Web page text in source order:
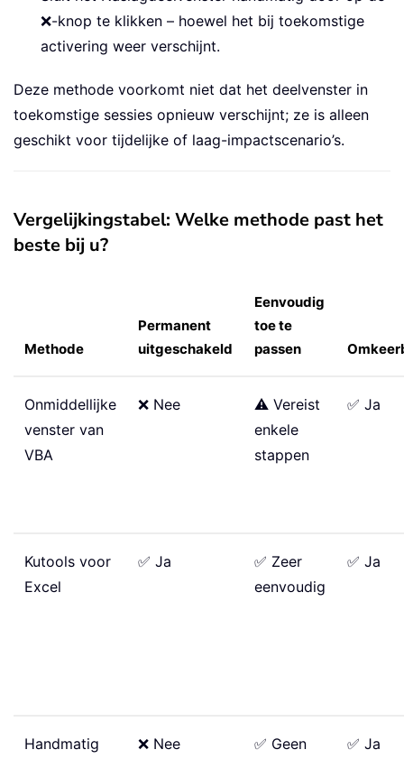
❌-knop te klikken – hoewel het bij toekomstige
activering weer verschijnt.
Deze methode voorkomt niet dat het deelvenster in
toekomstige sessies opnieuw verschijnt; ze is alleen
geschikt voor tijdelijke of laag-impactscenario’s.
Vergelijkingstabel: Welke methode past het
beste bij u?
Methode
Permanent
uitgeschakeld
Eenvoudig
toe te
passen
Onmiddellijke
venster van
VBA
❌ Nee
⚠️ Vereist
enkele
stappen
✅ Ja
Kutools voor
Excel
✅ Ja
✅ Zeer
eenvoudig
✅ Ja
Handmatig
❌ Nee
✅ Geen
✅ Ja